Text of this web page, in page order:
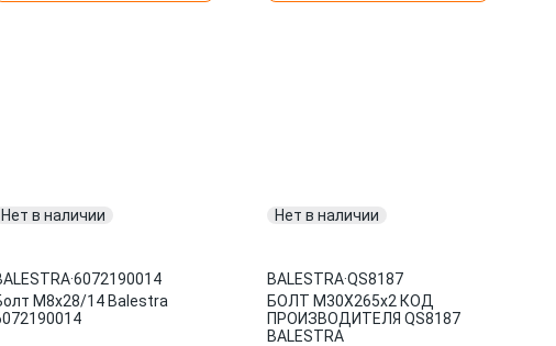
Нет в наличии
·6072190014
М8x28/14 Balestra
Нет в наличии
BALESTRA·QS8187
БОЛТ М30X265x2 КОД
ПРОИЗВОДИТЕЛЯ QS8187
BALESTRA